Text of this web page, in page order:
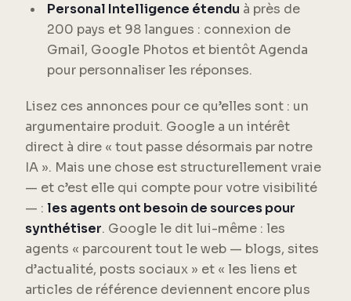
Personal Intelligence étendu à près de
200 pays et 98 langues : connexion de
Gmail, Google Photos et bientôt Agenda
pour personnaliser les réponses.
Lisez ces annonces pour ce qu’elles sont : un
argumentaire produit. Google a un intérêt
direct à dire « tout passe désormais par notre
IA ». Mais une chose est structurellement vraie
— et c’est elle qui compte pour votre visibilité
— : les agents ont besoin de sources pour
synthétiser. Google le dit lui-même : les
agents « parcourent tout le web — blogs, sites
d’actualité, posts sociaux » et « les liens et
articles de référence deviennent encore plus